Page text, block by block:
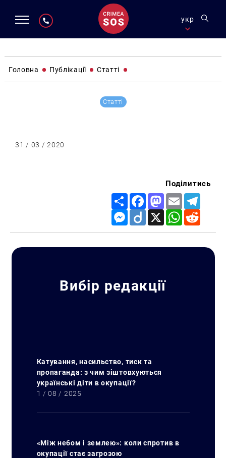
укр
Головна Публікації Статті
Статті
31 / 03 / 2020
Поділитись
Share FacebookMastodon
Email
Messenger
Diigo X WhatsApp
Вибір редакції
Катування, насильство, тиск та
пропаганда: з чим зіштовхуються
українські діти в окупації?
1 / 08 / 2025
«Між небом і землею»: коли спротив в
окупації стає загрозою